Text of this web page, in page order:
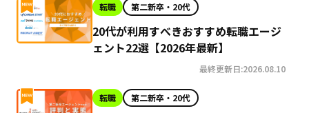
転職 第二新卒・20代
20代が利用すべきおすすめ転職エージ
ェント22選【2026年最新】
最終更新日:2026.08.10
転職 第二新卒・20代